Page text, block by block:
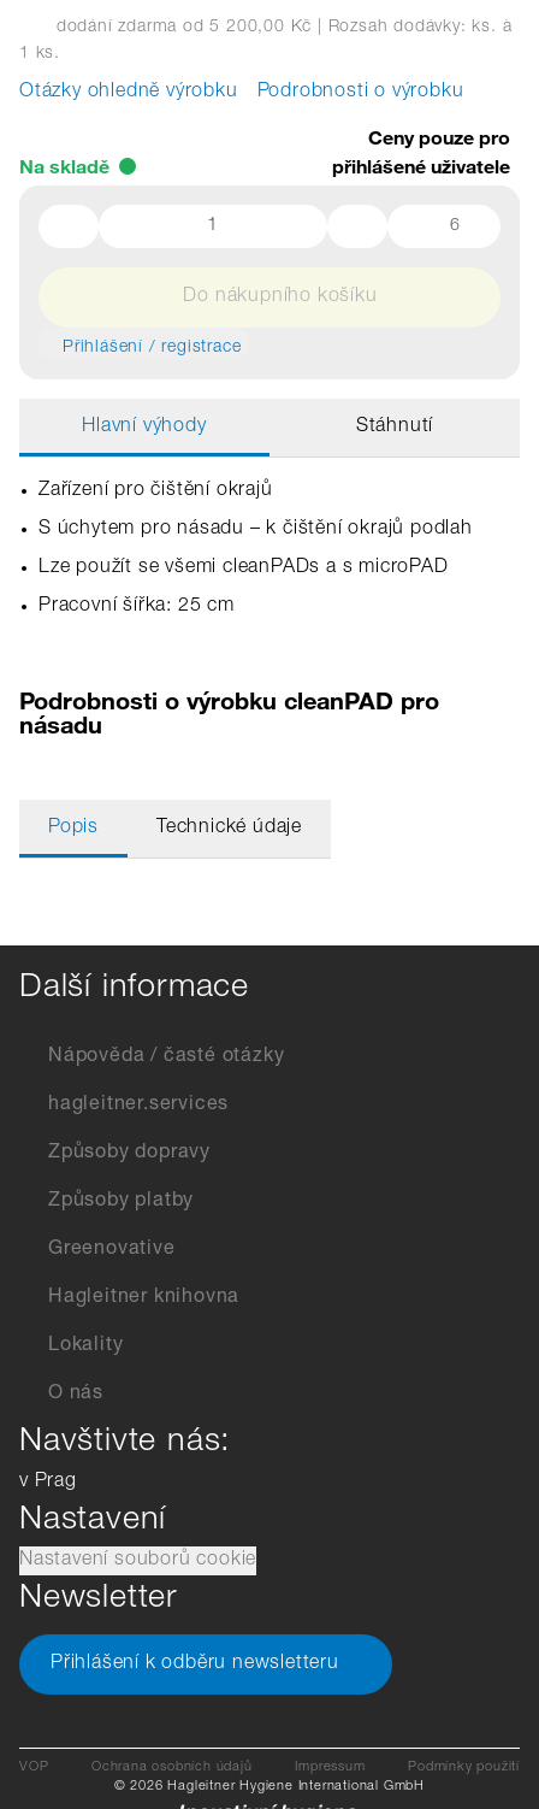
dodání zdarma od 5 200,00 Kč | Rozsah dodávky: ks. à
1 ks.
Otázky ohledně výrobku Podrobnosti o výrobku
Na skladě
Ceny pouze pro
přihlášené uživatele
6
Do nákupního košíku
Přihlášení / registrace
Hlavní výhody Stáhnutí
Zařízení pro čištění okrajů
S úchytem pro násadu – k čištění okrajů podlah
Lze použít se všemi cleanPADs a s microPAD
Pracovní šířka: 25 cm
Podrobnosti o výrobku cleanPAD pro
násadu
Popis Technické údaje
Další informace
Nápověda / časté otázky
hagleitner.services
Způsoby dopravy
Způsoby platby
Greenovative
Hagleitner knihovna
Lokality
O nás
Navštivte nás:
v Prag
Nastavení
Nastavení souborů cookie
Newsletter
Přihlášení k odběru newsletteru
VOP Ochrana osobních údajů Impressum
Podmínky použití
© 2026 Hagleitner Hygiene International GmbH